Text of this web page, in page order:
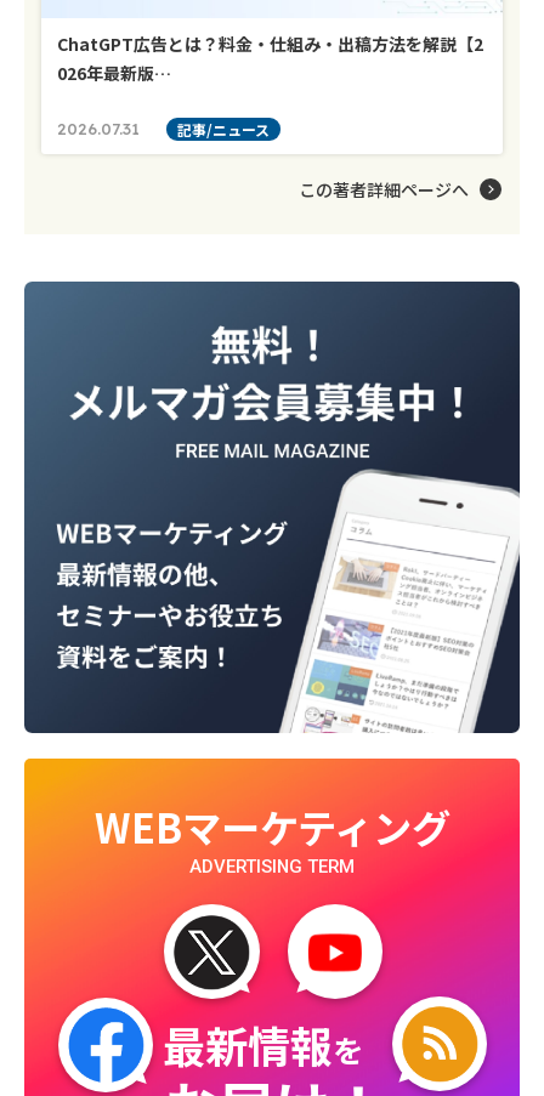
ChatGPT広告とは？料金・仕組み・出稿方法を解説【2
026年最新版…
2026.07.31 記事/ニュース
この著者詳細ページへ
WEBマーケティング
ADVERTISING TERM
最新情報を